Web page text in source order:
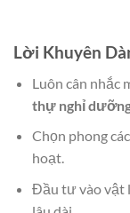
Lời Khuyên
Luôn cân nhắc
thự nghỉ
Chọn phong
hoạt.
Đầu tư vào vật